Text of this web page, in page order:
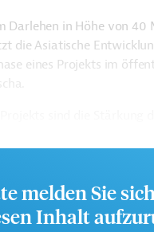
Darlehen in Höhe von 40
die Asiatische
eines Projekts im
zu dem
finden Sie auf
melden Sie
Inhalt